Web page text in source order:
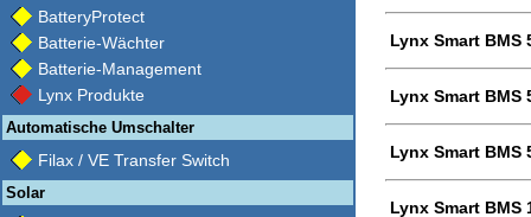
BatteryProtect
Batterie-Wächter
Batterie-Management
Lynx Produkte
Automatische Umschalter
Filax / VE Transfer Switch
Solar
Lynx Smart BMS
Lynx Smart BMS
Lynx Smart BMS
Lynx Smart BMS